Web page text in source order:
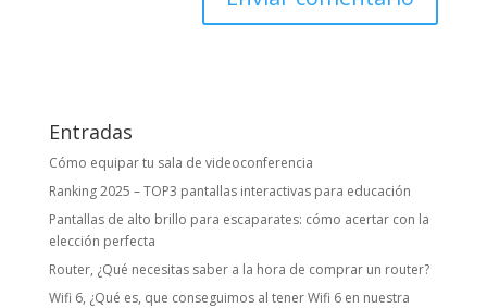
Entradas
Cómo equipar tu sala de videoconferencia
Ranking 2025 – TOP3 pantallas interactivas para educación
Pantallas de alto brillo para escaparates: cómo acertar con la
elección perfecta
Router, ¿Qué necesitas saber a la hora de comprar un router?
Wifi 6, ¿Qué es, que conseguimos al tener Wifi 6 en nuestra